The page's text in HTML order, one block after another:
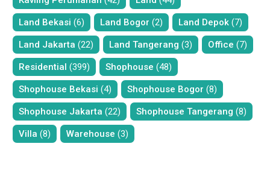
Land Bekasi (6) Land Bogor (2) Land Depok (7)
Land Jakarta (22) Land Tangerang (3) Office (7)
Residential (399) Shophouse (48)
Shophouse Bekasi (4) Shophouse Bogor (8)
Shophouse Jakarta (22) Shophouse Tangerang (8)
Villa (8) Warehouse (3)